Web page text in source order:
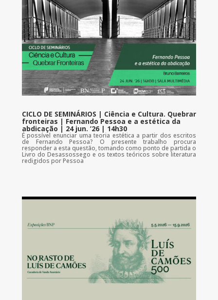
CICLO DE SEMINÁRIOS | Ciência e Cultura. Quebrar
fronteiras | Fernando Pessoa e a estética da
abdicação | 24 jun. ’26 | 14h30
É possível enunciar uma teoria estética a partir dos escritos
de Fernando Pessoa? O presente trabalho procura
responder a esta questão, tomando como ponto de partida o
Livro do Desassossego e os textos teóricos sobre literatura
redigidos por Pessoa